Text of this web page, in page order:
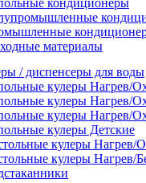
кондиционеры
материалы
/ диспенсеры для воды
кулеры Нагрев/
кулеры Нагрев/
кулеры Нагрев/
кулеры Детские
кулеры Нагрев/
кулеры Нагрев/